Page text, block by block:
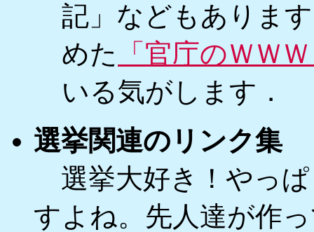
記」などもありま
めた
「官庁のＷＷ
いる気がします．
選挙関連のリンク集
選挙大好き！やっぱ
すよね。先人達が作